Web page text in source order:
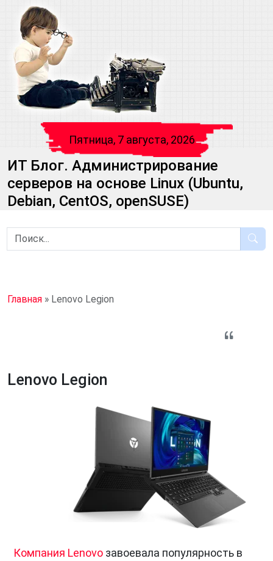
Пятница, 7 августа, 2026
ИТ Блог. Администрирование
серверов на основе Linux (Ubuntu,
Debian, CentOS, openSUSE)
Главная » Lenovo Legion
Lenovo Legion
Компания Lenovo завоевала популярность в